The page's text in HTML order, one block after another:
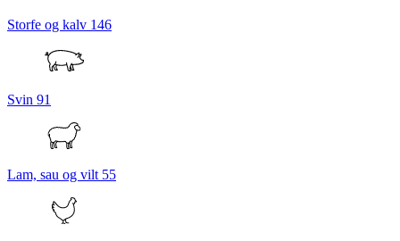
Storfe og kalv 146
Svin 91
Lam, sau og vilt 55